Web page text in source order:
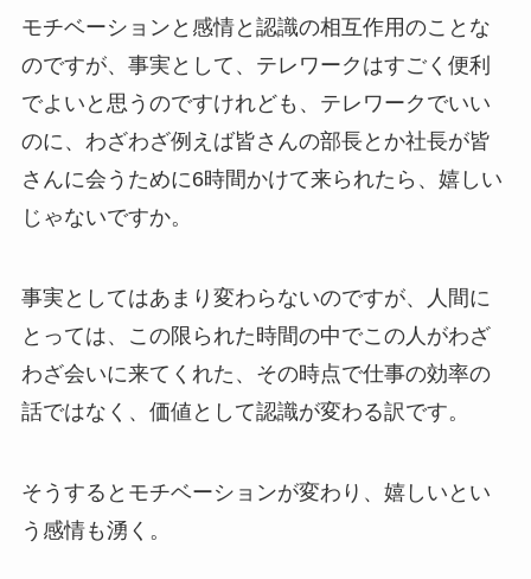
モチベーションと感情と認識の相互作用のことな
のですが、事実として、テレワークはすごく便利
でよいと思うのですけれども、テレワークでいい
のに、わざわざ例えば皆さんの部長とか社長が皆
さんに会うために6時間かけて来られたら、嬉しい
じゃないですか。
事実としてはあまり変わらないのですが、人間に
とっては、この限られた時間の中でこの人がわざ
わざ会いに来てくれた、その時点で仕事の効率の
話ではなく、価値として認識が変わる訳です。
そうするとモチベーションが変わり、嬉しいとい
う感情も湧く。